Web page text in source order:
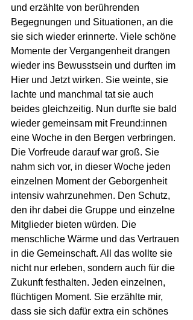
und erzählte von berührenden
Begegnungen und Situationen, an die
sie sich wieder erinnerte. Viele schöne
Momente der Vergangenheit drangen
wieder ins Bewusstsein und durften im
Hier und Jetzt wirken. Sie weinte, sie
lachte und manchmal tat sie auch
beides gleichzeitig. Nun durfte sie bald
wieder gemeinsam mit Freund:innen
eine Woche in den Bergen verbringen.
Die Vorfreude darauf war groß. Sie
nahm sich vor, in dieser Woche jeden
einzelnen Moment der Geborgenheit
intensiv wahrzunehmen. Den Schutz,
den ihr dabei die Gruppe und einzelne
Mitglieder bieten würden. Die
menschliche Wärme und das Vertrauen
in die Gemeinschaft. All das wollte sie
nicht nur erleben, sondern auch für die
Zukunft festhalten. Jeden einzelnen,
flüchtigen Moment. Sie erzählte mir,
dass sie sich dafür extra ein schönes